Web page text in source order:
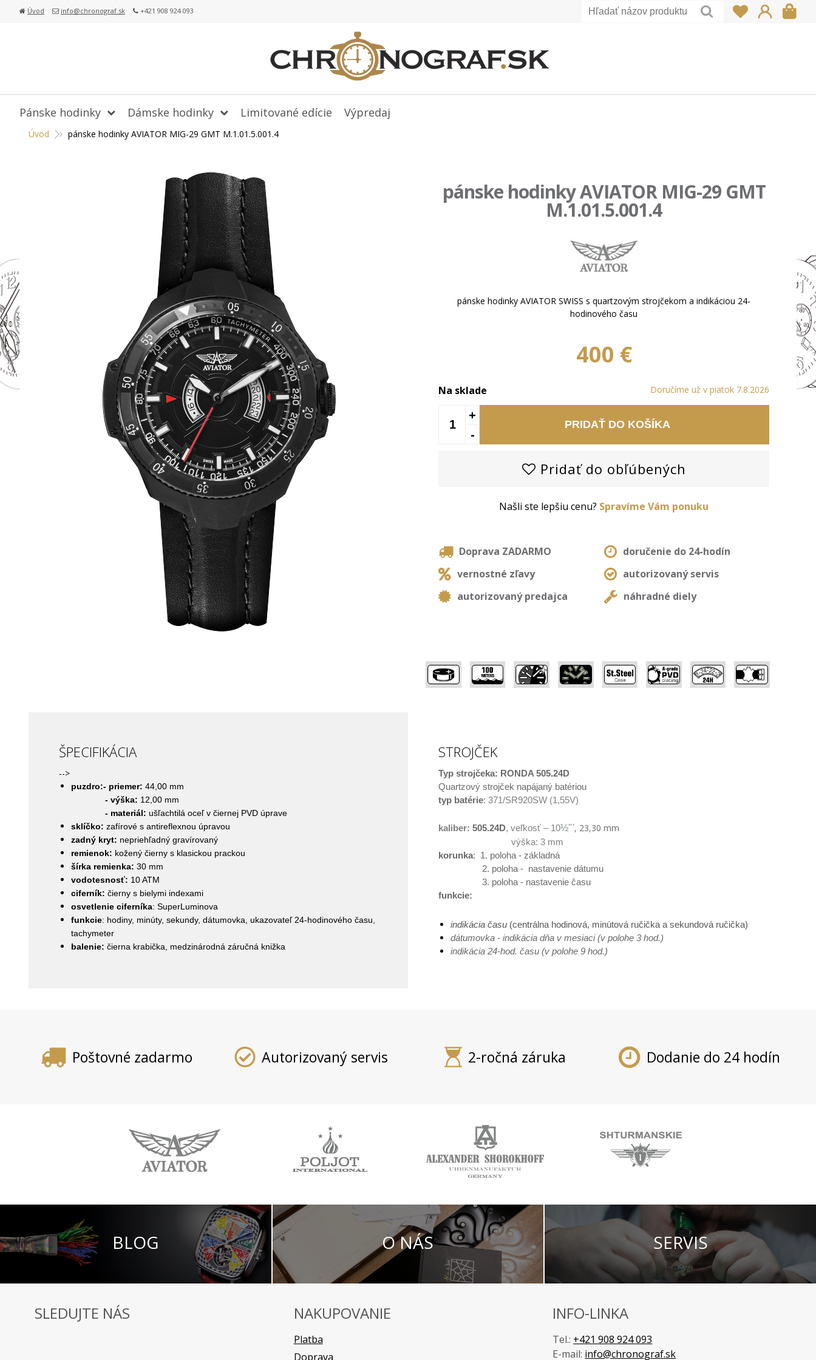
Úvod info@chronograf.sk +421 908 924 093
Úvod pánske hodinky AVIATOR MIG-29 GMT M.1.01.5.001.4
pánske hodinky AVIATOR MIG-29 GMT
M.1.01.5.001.4
pánske hodinky AVIATOR SWISS s quartzovým strojčekom a indikáciou 24-
hodinového času
400 €
Na sklade Doručíme už v piatok 7.8.2026
PRIDAŤ DO KOŠÍKA
+
-
Pridať do obľúbených
Našli ste lepšiu cenu? Spravíme Vám ponuku
Doprava ZADARMO
doručenie do 24-hodín
vernostné zľavy
autorizovaný servis
autorizovaný predajca
náhradné diely
ŠPECIFIKÁCIA
-->
puzdro:- priemer: 44,00 mm
- výška: 12,00 mm
- materiál: ušľachtilá oceľ v čiernej PVD úprave
sklíčko: zafírové s antireflexnou úpravou
zadný kryt: nepriehľadný gravírovaný
remienok: kožený čierny s klasickou prackou
šírka remienka: 30 mm
vodotesnosť: 10 ATM
ciferník: čierny s bielymi indexami
osvetlenie ciferníka: SuperLuminova
funkcie: hodiny, minúty, sekundy, dátumovka, ukazovateľ 24-hodinového času,
tachymeter
balenie: čierna krabička, medzinárodná záručná knižka
STROJČEK
Typ strojčeka: RONDA 505.24D
Quartzový strojček napájaný batériou
typ batérie: 371/SR920SW (1,55V)
kaliber: 505.24D, veľkosť – 10½''', 23,30 mm
výška: 3 mm
korunka: 1. poloha - základná
2. poloha - nastavenie dátumu
3. poloha - nastavenie času
funkcie:
indikácia času (centrálna hodinová, minútová ručička a sekundová ručička)
dátumovka - indikácia dňa v mesiaci (v polohe 3 hod.)
indikácia 24-hod. času (v polohe 9 hod.)
Pánske hodinky Dámske hodinky Limitované edície Výpredaj
Poštovné zadarmo Autorizovaný servis 2-ročná záruka Dodanie do 24 hodín
BLOG O NÁS SERVIS
SLEDUJTE NÁS NAKUPOVANIE
Platba
Doprava
INFO-LINKA
Tel.: +421 908 924 093
E-mail: info@chronograf.sk